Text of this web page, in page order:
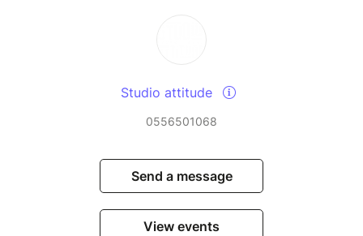
Studio attitude
0556501068
Send a message
View events